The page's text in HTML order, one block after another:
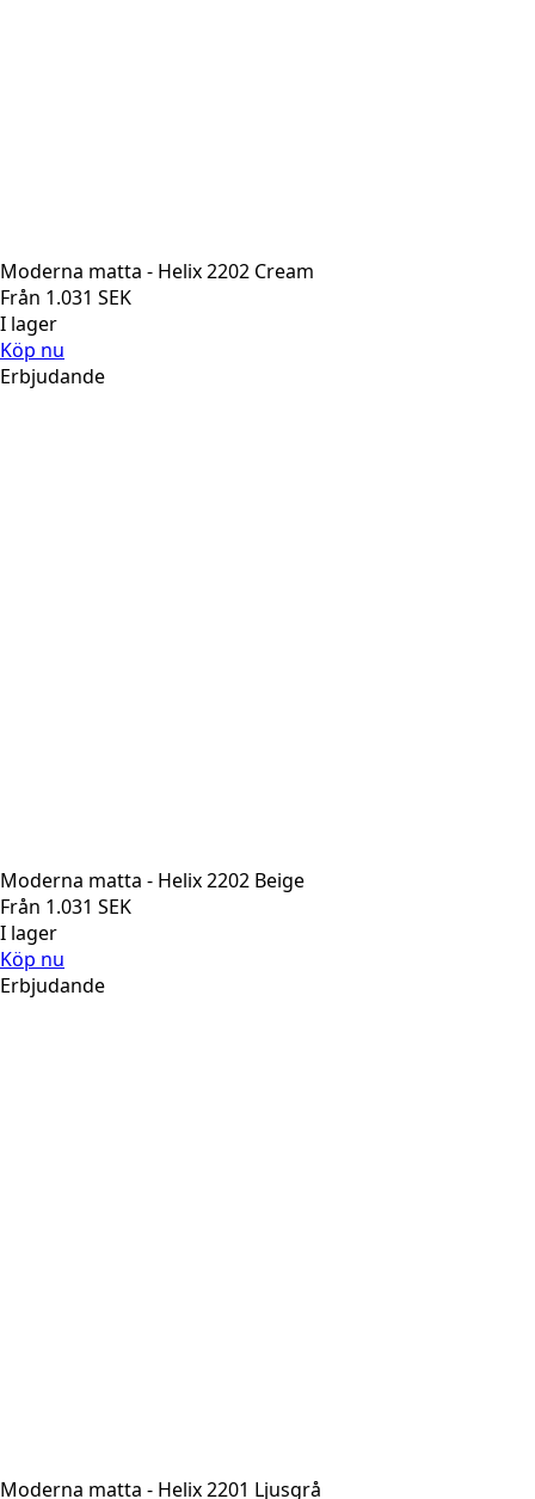
Moderna matta - Helix 2202 Cream
Från 1.031 SEK
I lager
Köp nu
Erbjudande
Moderna matta - Helix 2202 Beige
Från 1.031 SEK
I lager
Köp nu
Erbjudande
Moderna matta - Helix 2201 Ljusgrå